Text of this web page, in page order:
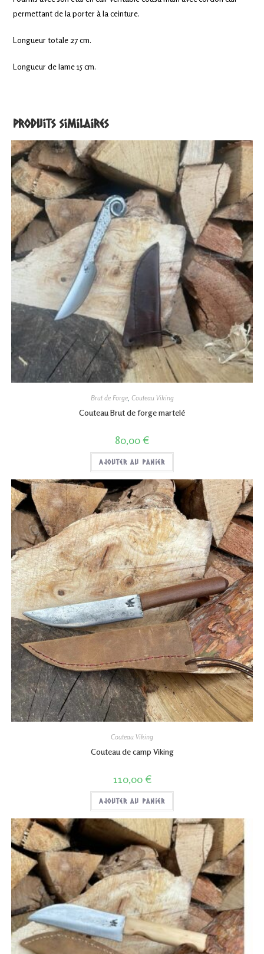
permettant de la porter à la ceinture.
Longueur totale 27 cm.
Longueur de lame 15 cm.
Produits similaires
Brut de Forge, Couteau Viking
Couteau Brut de forge martelé
80,00€
Ajouter au panier
Couteau Viking
Couteau de camp Viking
110,00€
Ajouter au panier